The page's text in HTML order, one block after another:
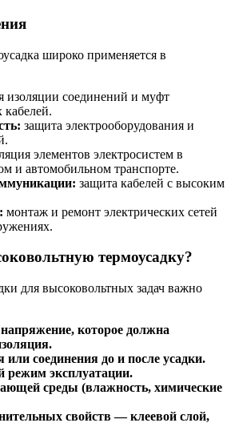
широко применяется в
изоляции соединений и муфт
кабелей.
защита электрооборудования и
элементов электросистем в
и автомобильном транспорте.
защита кабелей с высоким
монтаж и ремонт электрических сетей
термоусадку?
для высоковольтных задач важно
которое должна
или соединения до и после усадки.
режим эксплуатации.
среды (влажность, химические
свойств — клеевой слой,